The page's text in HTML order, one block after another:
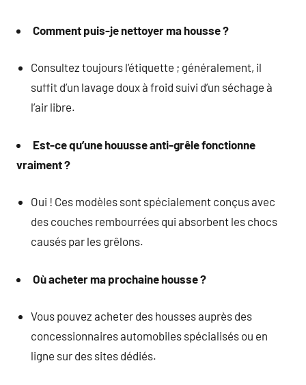
Comment puis-je nettoyer ma housse ?
Consultez toujours l’étiquette ; généralement, il
suffit d’un lavage doux à froid suivi d’un séchage à
l’air libre.
Est-ce qu’une houusse anti-grêle fonctionne
vraiment ?
Oui ! Ces modèles sont spécialement conçus avec
des couches rembourrées qui absorbent les chocs
causés par les grêlons.
Où acheter ma prochaine housse ?
Vous pouvez acheter des housses auprès des
concessionnaires automobiles spécialisés ou en
ligne sur des sites dédiés.